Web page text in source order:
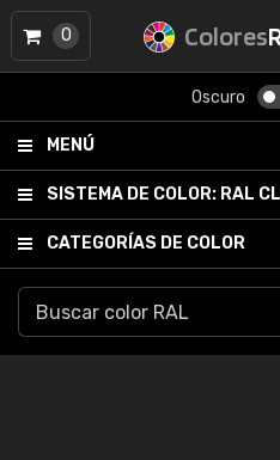
Colores
Oscuro
MENÚ
SISTEMA DE COLOR: RAL
CATEGORÍAS DE COLOR
0